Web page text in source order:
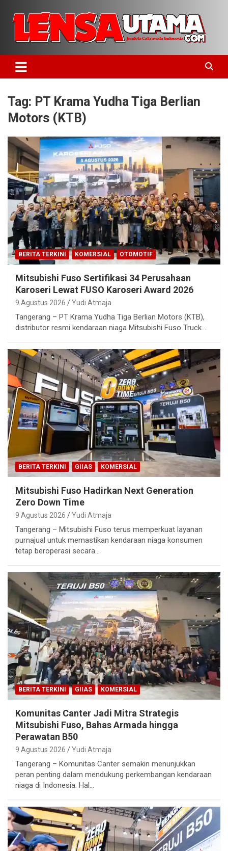
LensaUtama
Tag: PT Krama Yudha Tiga Berlian
Motors (KTB)
BERITA TERKINI KOMERSIAL OTOMOTIF
Mitsubishi Fuso Sertifikasi 34 Perusahaan
Karoseri Lewat FUSO Karoseri Award 2026
9 Agustus 2026 Yudi Atmaja
Tangerang – PT Krama Yudha Tiga Berlian Motors (KTB),
distributor resmi kendaraan niaga Mitsubishi Fuso Truck…
BERITA TERKINI GIIAS KOMERSIAL
Mitsubishi Fuso Hadirkan Next Generation
Zero Down Time
9 Agustus 2026 Yudi Atmaja
Tangerang – Mitsubishi Fuso terus memperkuat layanan
purnajual untuk memastikan kendaraan niaga konsumen
tetap beroperasi secara…
BERITA TERKINI GIIAS KOMERSIAL
Komunitas Canter Jadi Mitra Strategis
Mitsubishi Fuso, Bahas Armada hingga
Perawatan B50
9 Agustus 2026 Yudi Atmaja
Tangerang – Komunitas Canter semakin menunjukkan
peran penting dalam mendukung perkembangan kendaraan
niaga di Indonesia. Hal…